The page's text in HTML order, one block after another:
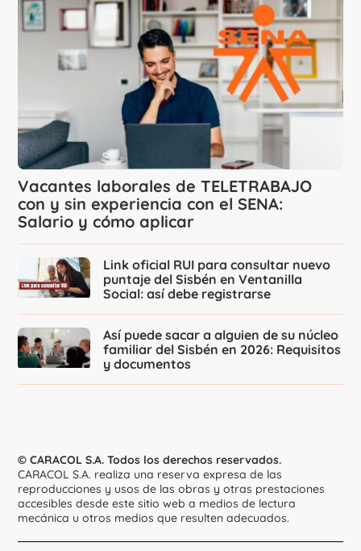
Vacantes laborales de TELETRABAJO
con y sin experiencia con el SENA:
Salario y cómo aplicar
Link oficial RUI para consultar nuevo
puntaje del Sisbén en Ventanilla
Social: así debe registrarse
Así puede sacar a alguien de su núcleo
familiar del Sisbén en 2026: Requisitos
y documentos
© CARACOL S.A. Todos los derechos reservados.
CARACOL S.A. realiza una reserva expresa de las
reproducciones y usos de las obras y otras prestaciones
accesibles desde este sitio web a medios de lectura
mecánica u otros medios que resulten adecuados.